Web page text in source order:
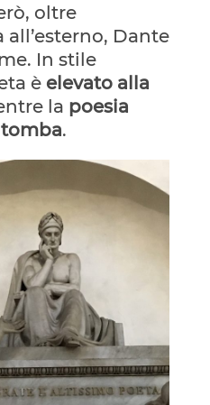
oltre
all’esterno, Dante
In stile
è elevato alla
la poesia
.